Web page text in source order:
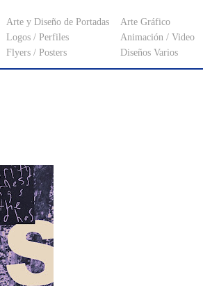
Arte y Diseño de Portadas Arte Gráfico
Logos / Perfiles
Animación / Video
Flyers / Posters Diseños Varios